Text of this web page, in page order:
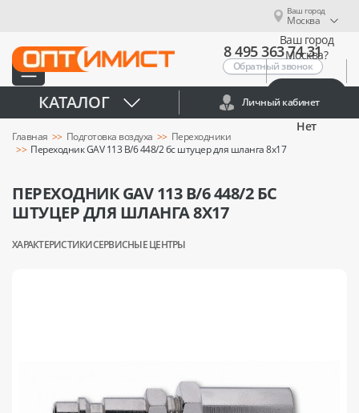
Ваш город
Москва
Ваш город
Москва?
Нет
8 495 363 74 31
Обратный звонок
КАТАЛОГ Личный кабинет
Главная Подготовка воздуха
Переходники
Переходник GAV 113 B/6 448/2 бс штуцер для шланга 8x17
ПЕРЕХОДНИК GAV 113 B/6 448/2 БС
ШТУЦЕР ДЛЯ ШЛАНГА 8X17
ХАРАКТЕРИСТИКИСЕРВИСНЫЕ ЦЕНТРЫ